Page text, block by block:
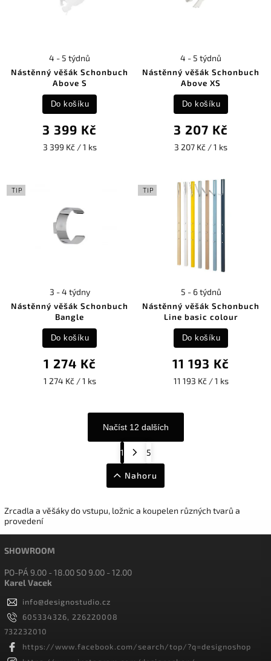
Nástěnný věšák Schonbuch
Above S
4 - 5 týdnů
3 399 Kč
3 399 Kč / 1 ks
Do košíku
Nástěnný věšák Schonbuch
Above XS
4 - 5 týdnů
3 207 Kč
3 207 Kč / 1 ks
Do košíku
TIP
Nástěnný věšák Schonbuch
Bangle
3 - 4 týdny
1 274 Kč
1 274 Kč / 1 ks
Do košíku
TIP
Nástěnný věšák Schonbuch
Line basic colour
5 - 6 týdnů
11 193 Kč
11 193 Kč / 1 ks
Do košíku
Načíst 12 dalších
1 5
Nahoru
Zrcadla a věšáky do vstupu, ložnic a koupelen různých tvarů a
provedení
SHOWROOM
PO-PÁ 9.00 - 18.00 SO 9.00 - 12.00
Karel Vacek
info@designostudio.cz
605334326, 226220008
732232010
https://www.facebook.com/search/top/?q=designoshop